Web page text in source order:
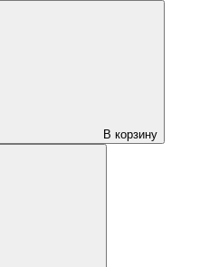
В корзину